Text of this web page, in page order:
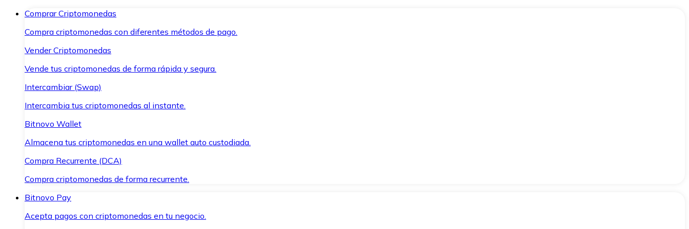
Comprar Criptomonedas
Compra criptomonedas con diferentes métodos de pago.
Vender Criptomonedas
Vende tus criptomonedas de forma rápida y segura.
Intercambiar (Swap)
Intercambia tus criptomonedas al instante.
Bitnovo Wallet
Almacena tus criptomonedas en una wallet auto custodiada.
Compra Recurrente (DCA)
Compra criptomonedas de forma recurrente.
Bitnovo Pay
Acepta pagos con criptomonedas en tu negocio.